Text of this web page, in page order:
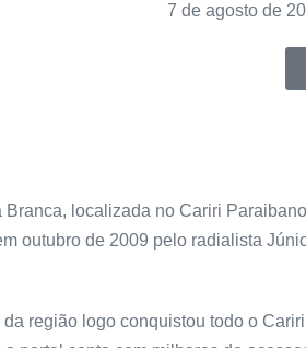
7 de agosto de
localizada no Cariri
outubro de 2009 pelo radialista
região logo conquistou todo o